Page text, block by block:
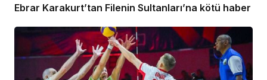
Ebrar Karakurt’tan Filenin Sultanları’na kötü haber